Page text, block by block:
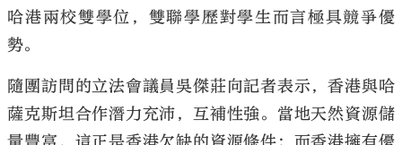
哈港兩校雙學位，雙聯學歷對學生而言極具競爭優
勢。
隨團訪問的立法會議員吳傑莊向記者表示，香港與哈
薩克斯坦合作潛力充沛，互補性強。當地天然資源儲